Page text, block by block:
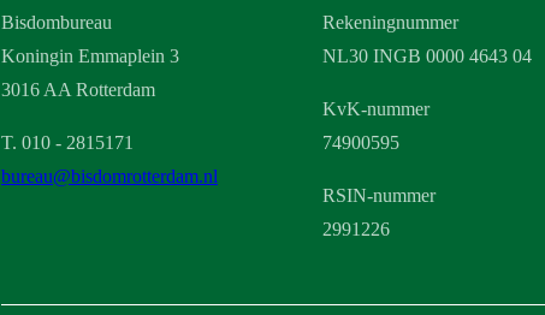
Bisdombureau
Koningin Emmaplein 3
3016 AA Rotterdam
T. 010 - 2815171
bureau@bisdomrotterdam.nl
Rekeningnummer
NL30 INGB 0000 4643 04
KvK-nummer
74900595
RSIN-nummer
2991226